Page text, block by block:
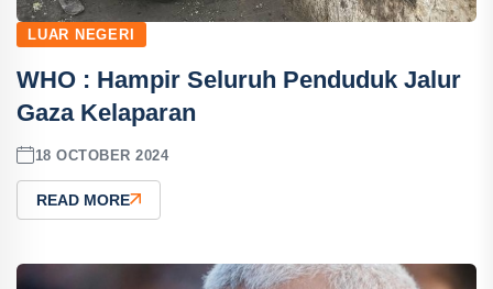
LUAR NEGERI
WHO : Hampir Seluruh Penduduk Jalur
Gaza Kelaparan
18 OCTOBER 2024
READ MORE